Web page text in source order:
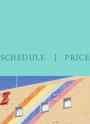
SCHEDULE PRICE